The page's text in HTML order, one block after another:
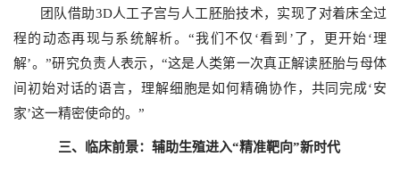
团队借助3D人工子宫与人工胚胎技术，实现了对着床全过
程的动态再现与系统解析。“我们不仅‘看到’了，更开始‘理
解’。”研究负责人表示，“这是人类第一次真正解读胚胎与母体
间初始对话的语言，理解细胞是如何精确协作，共同完成‘安
家’这一精密使命的。”
三、临床前景：辅助生殖进入“精准靶向”新时代